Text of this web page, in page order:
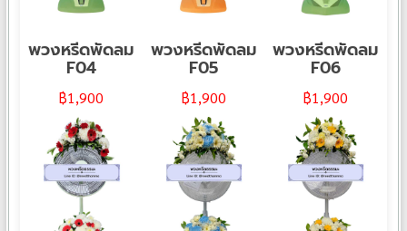
พวงหรีดพัดลม
F04
฿1,900
พวงหรีดพัดลม
F05
฿1,900
พวงหรีดพัดลม
F06
฿1,900